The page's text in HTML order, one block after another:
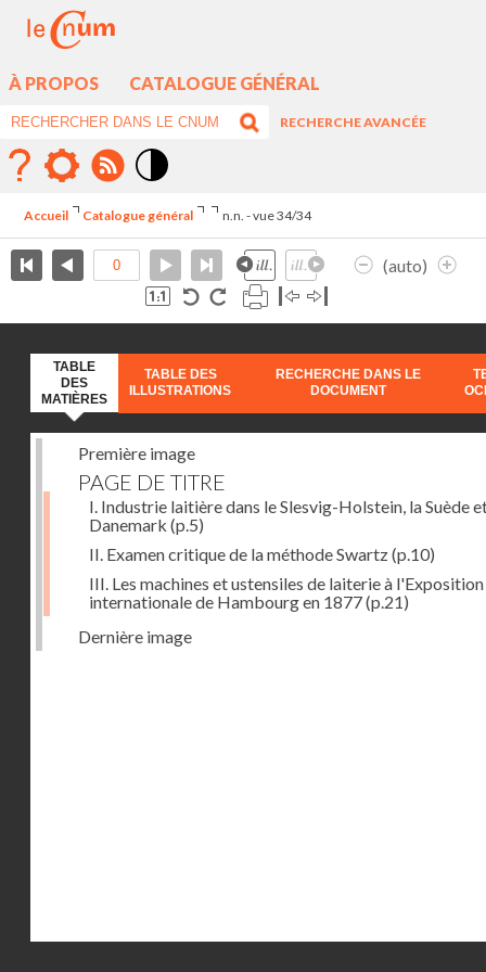
À PROPOS CATALOGUE GÉNÉRAL
RECHERCHE AVANCÉE
élévé
Accueil Catalogue général n.n. - vue 34/34
(auto)
TABLE
DES
MATIÈRES
TABLE DES
ILLUSTRATIONS
RECHERCHE DANS LE
DOCUMENT
Première image
PAGE DE TITRE
I. Industrie laitière dans le Slesvig-Holstein, la Suède
Danemark (p.5)
II. Examen critique de la méthode Swartz(p.10)
III. Les machines et ustensiles de laiterie à l'Exposition
internationale de Hambourg en 1877(p.21)
Dernière image